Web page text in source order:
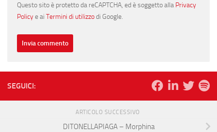
Questo sito è protetto da reCAPTCHA, ed è soggetto alla Privacy
Policye ai Termini di utilizzodi Google.
SEGUICI:
ARTICOLO SUCCESSIVO
DITONELLAPIAGA – Morphina